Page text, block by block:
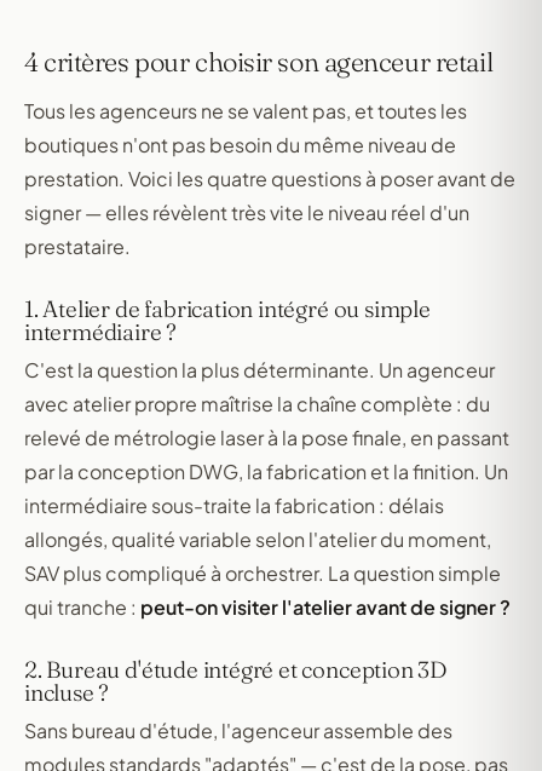
4 critères pour choisir son agenceur retail
Tous les agenceurs ne se valent pas, et toutes les
boutiques n'ont pas besoin du même niveau de
prestation. Voici les quatre questions à poser avant de
signer — elles révèlent très vite le niveau réel d'un
prestataire.
1. Atelier de fabrication intégré ou simple
intermédiaire ?
C'est la question la plus déterminante. Un agenceur
avec atelier propre maîtrise la chaîne complète : du
relevé de métrologie laser à la pose finale, en passant
par la conception DWG, la fabrication et la finition. Un
intermédiaire sous-traite la fabrication : délais
allongés, qualité variable selon l'atelier du moment,
SAV plus compliqué à orchestrer. La question simple
qui tranche : peut-on visiter l'atelier avant de signer ?
2. Bureau d'étude intégré et conception 3D
incluse ?
Sans bureau d'étude, l'agenceur assemble des
modules standards "adaptés" — c'est de la pose, pas